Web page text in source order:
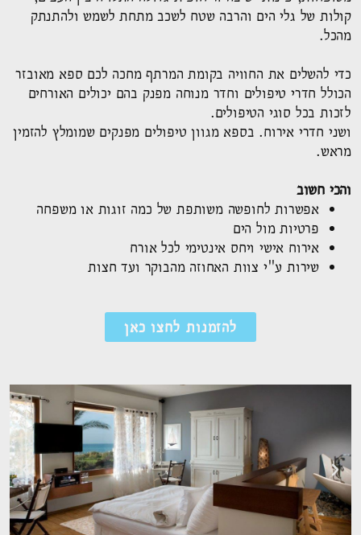
קולות של גלי הים והרבה שטח לשכב מתחת לשמש ולהתנתק
מהכל.
כדי להשלים את החוויה בקומת המרתף מחכה לכם ספא מאובזר
הכולל חדרי טיפולים וחדר מנוחה מפנק בהם יכולים האורחים
לזכות בכל סוגי הטיפולים.
ושני חדרי אירוח. בספא מגוון טיפולים מפנקים שמומלץ להזמין
מראש.
והכי חשוב
אפשרות לחופשה משותפת של כמה זוגות או משפחה
פרטיות מול הים
אירוח אישי ויחס אינטימי לכל אורח
שירות ע"י צוות האחוזה מהבוקר ועד חצות
להזמנות לחצו כאן